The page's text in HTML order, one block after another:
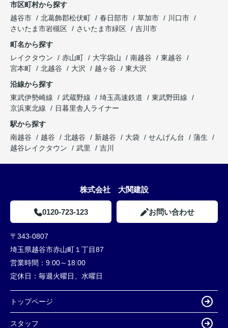
市区町村から探す
越谷市
北葛飾郡松伏町 春日部市 草加市
川口市
さいたま市岩槻区
さいたま市緑区
吉川市
町名から探す
レイクタウン
赤山町 大字袋山 南越谷
東越谷
宮本町
北越谷 大沢 越ヶ谷
東大沢
沿線から探す
東武伊勢崎線
武蔵野線 埼玉高速鉄道
東武野田線
京浜東北線
日暮里舎人ライナー
駅から探す
南越谷
越谷 北越谷 新越谷 大袋 せんげん台
蒲生
越谷レイクタウン
武里 吉川
株式会社 大関建設
0120-723-123 お問い合わせ
〒343-0807
埼玉県越谷市赤山町１丁目87
営業時間： 9:00～18:00
定休日： 毎週火曜日、水曜日
トップページ
スタッフ